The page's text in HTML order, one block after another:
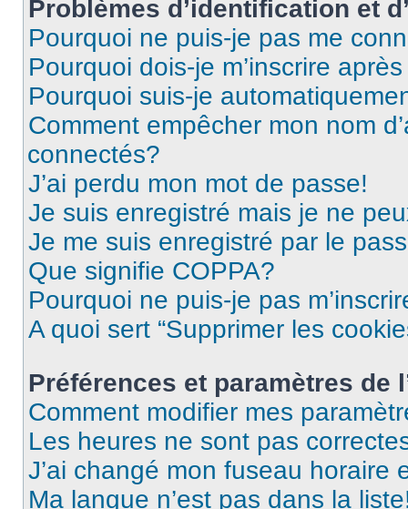
Problèmes d’identification et
Pourquoi ne puis-je pas me
Pourquoi dois-je m’inscrire
Pourquoi suis-je
Comment empêcher mon nom
connectés?
J’ai perdu mon mot de passe!
Je suis enregistré mais je ne
Je me suis enregistré par le
Que signifie COPPA?
Pourquoi ne puis-je pas
A quoi sert “Supprimer les
Préférences et paramètres de
Comment modifier mes
Les heures ne sont pas
J’ai changé mon fuseau horaire
Ma langue n’est pas dans la